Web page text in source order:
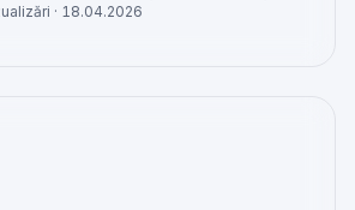
merită reparat
· 18.04.2026